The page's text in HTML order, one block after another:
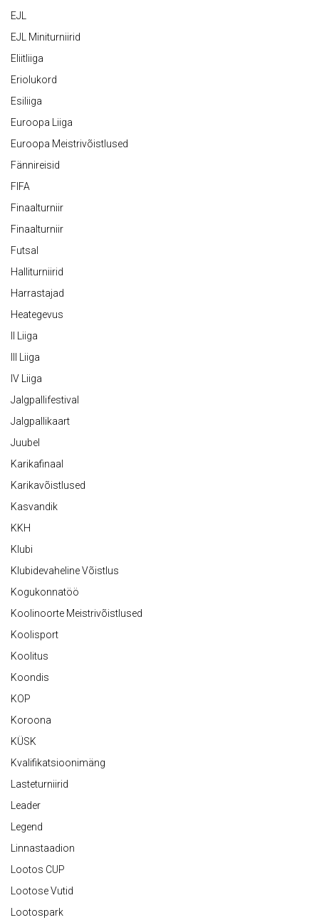
EJL
EJL Miniturniirid
Eliitliiga
Eriolukord
Esiliiga
Euroopa Liiga
Euroopa Meistrivõistlused
Fännireisid
FIFA
Finaalturniir
Finaalturniir
Futsal
Halliturniirid
Harrastajad
Heategevus
II Liiga
III Liiga
IV Liiga
Jalgpallifestival
Jalgpallikaart
Juubel
Karikafinaal
Karikavõistlused
Kasvandik
KKH
Klubi
Klubidevaheline Võistlus
Kogukonnatöö
Koolinoorte Meistrivõistlused
Koolisport
Koolitus
Koondis
KOP
Koroona
KÜSK
Kvalifikatsioonimäng
Lasteturniirid
Leader
Legend
Linnastaadion
Lootos CUP
Lootose Vutid
Lootospark